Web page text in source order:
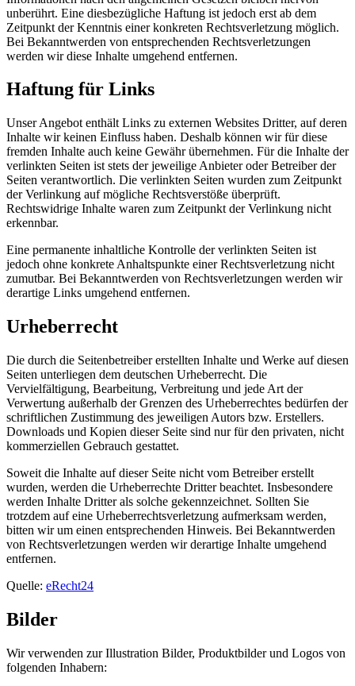
unberührt. Eine diesbezügliche Haftung ist jedoch erst ab dem
Zeitpunkt der Kenntnis einer konkreten Rechtsverletzung möglich.
Bei Bekanntwerden von entsprechenden Rechtsverletzungen
werden wir diese Inhalte umgehend entfernen.
Haftung für Links
Unser Angebot enthält Links zu externen Websites Dritter, auf deren
Inhalte wir keinen Einfluss haben. Deshalb können wir für diese
fremden Inhalte auch keine Gewähr übernehmen. Für die Inhalte der
verlinkten Seiten ist stets der jeweilige Anbieter oder Betreiber der
Seiten verantwortlich. Die verlinkten Seiten wurden zum Zeitpunkt
der Verlinkung auf mögliche Rechtsverstöße überprüft.
Rechtswidrige Inhalte waren zum Zeitpunkt der Verlinkung nicht
erkennbar.
Eine permanente inhaltliche Kontrolle der verlinkten Seiten ist
jedoch ohne konkrete Anhaltspunkte einer Rechtsverletzung nicht
zumutbar. Bei Bekanntwerden von Rechtsverletzungen werden wir
derartige Links umgehend entfernen.
Urheberrecht
Die durch die Seitenbetreiber erstellten Inhalte und Werke auf diesen
Seiten unterliegen dem deutschen Urheberrecht. Die
Vervielfältigung, Bearbeitung, Verbreitung und jede Art der
Verwertung außerhalb der Grenzen des Urheberrechtes bedürfen der
schriftlichen Zustimmung des jeweiligen Autors bzw. Erstellers.
Downloads und Kopien dieser Seite sind nur für den privaten, nicht
kommerziellen Gebrauch gestattet.
Soweit die Inhalte auf dieser Seite nicht vom Betreiber erstellt
wurden, werden die Urheberrechte Dritter beachtet. Insbesondere
werden Inhalte Dritter als solche gekennzeichnet. Sollten Sie
trotzdem auf eine Urheberrechtsverletzung aufmerksam werden,
bitten wir um einen entsprechenden Hinweis. Bei Bekanntwerden
von Rechtsverletzungen werden wir derartige Inhalte umgehend
entfernen.
Quelle: eRecht24
Bilder
Wir verwenden zur Illustration Bilder, Produktbilder und Logos von
folgenden Inhabern: